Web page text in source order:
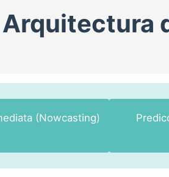
Arquitectura
(Nowcasting)